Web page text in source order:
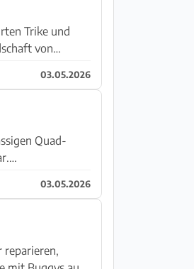
Trike und
03.05.2026
Quad-
03.05.2026
reparieren,